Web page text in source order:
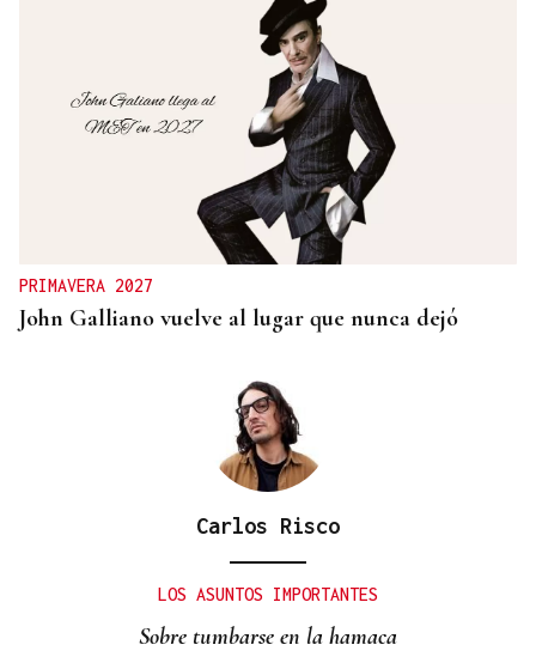
¿Sabe usted que la reina Letizia hizo un guiño a
Ourense en la final del Mundial?
PRIMAVERA 2027
John Galliano vuelve al lugar que nunca dejó
Carlos Risco
LOS ASUNTOS IMPORTANTES
Sobre tumbarse en la hamaca